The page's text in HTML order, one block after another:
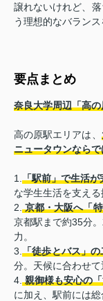
譲れないけれど、
う理想的なバランス
要点まとめ
奈良大学周辺「高
高の原駅エリアは、
ニュータウンなら
1. 「駅前」で生活
な学生生活を支える
2. 京都・大阪へ「
京都駅まで約35分
力。
3. 「徒歩とバス」
分。天候に合わせて
4. 親御様も安心の
に加え、駅前には総